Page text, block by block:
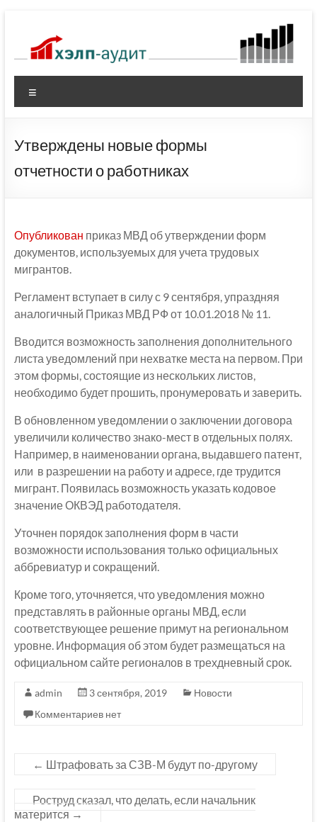
содержимому
Утверждены новые формы
отчетности о работниках
Опубликован приказ МВД об утверждении форм
документов, используемых для учета трудовых
мигрантов.
Регламент вступает в силу с 9 сентября, упраздняя
аналогичный Приказ МВД РФ от 10.01.2018 № 11.
Вводится возможность заполнения дополнительного
листа уведомлений при нехватке места на первом. При
этом формы, состоящие из нескольких листов,
необходимо будет прошить, пронумеровать и заверить.
В обновленном уведомлении о заключении договора
увеличили количество знако-мест в отдельных полях.
Например, в наименовании органа, выдавшего патент,
или в разрешении на работу и адресе, где трудится
мигрант. Появилась возможность указать кодовое
значение ОКВЭД работодателя.
Уточнен порядок заполнения форм в части
возможности использования только официальных
аббревиатур и сокращений.
Кроме того, уточняется, что уведомления можно
представлять в районные органы МВД, если
соответствующее решение примут на региональном
уровне. Информация об этом будет размещаться на
официальном сайте регионалов в трехдневный срок.
admin 3 сентября, 2019
Новости
Комментариев нет
← Штрафовать за СЗВ-М будут по-другому
Роструд сказал, что делать, если начальник
матерится →